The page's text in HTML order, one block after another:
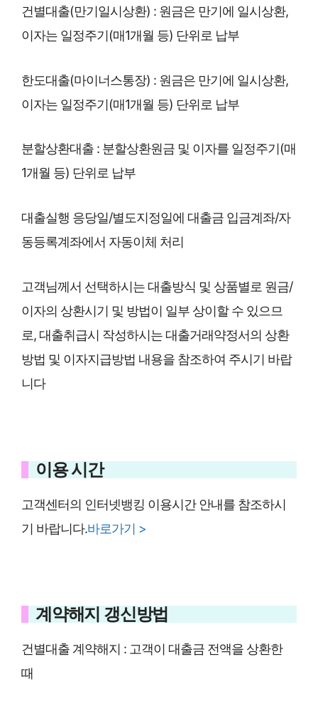
건별대출(만기일시상환) : 원금은 만기에 일시상환,
이자는 일정주기(매1개월 등) 단위로 납부
한도대출(마이너스통장) : 원금은 만기에 일시상환,
이자는 일정주기(매1개월 등) 단위로 납부
분할상환대출 : 분할상환원금 및 이자를 일정주기(매
1개월 등) 단위로 납부
대출실행 응당일/별도지정일에 대출금 입금계좌/자
동등록계좌에서 자동이체 처리
고객님께서 선택하시는 대출방식 및 상품별로 원금/
이자의 상환시기 및 방법이 일부 상이할 수 있으므
로, 대출취급시 작성하시는 대출거래약정서의 상환
방법 및 이자지급방법 내용을 참조하여 주시기 바랍
니다
이용 시간
고객센터의 인터넷뱅킹 이용시간 안내를 참조하시
기 바랍니다.바로가기 >
계약해지 갱신방법
건별대출 계약해지 : 고객이 대출금 전액을 상환한
때